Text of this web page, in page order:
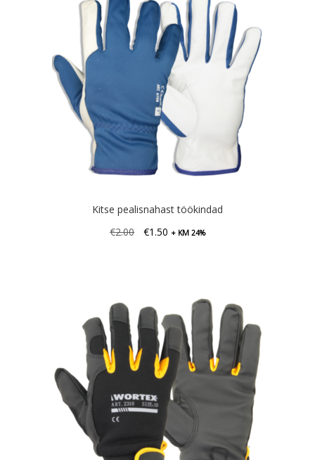
Kitse pealisnahast töökindad
€2.00
Algne
€1.50Praegune
+ KM 24%